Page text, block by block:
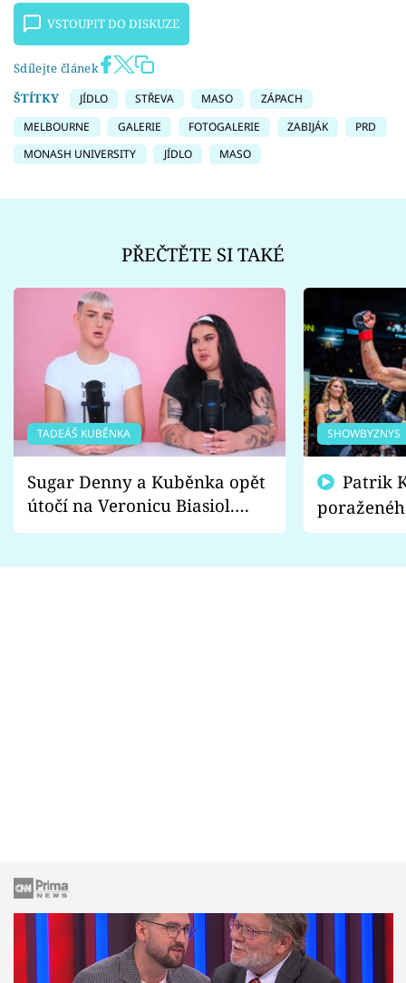
VSTOUPIT DO DISKUZE
Sdílejte článek
ŠTÍTKY
JÍDLO STŘEVA MASO
ZÁPACH
MELBOURNE
GALERIE FOTOGALERIE ZABIJÁK
PRD
MONASH UNIVERSITY
JÍDLO MASO
PŘEČTĚTE SI TAKÉ
TADEÁŠ KUBĚNKA
Sugar Denny a Kuběnka opět
útočí na Veronicu Biasiol.
Proč je podle nich falešná a
SHOWBYZNYS
fanoušci